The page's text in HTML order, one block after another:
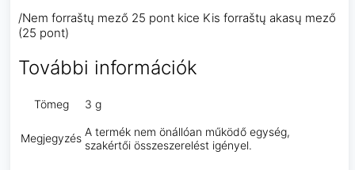
/Nem forraštų mező 25 pont kice Kis forraštų akasų mező
(25 pont)
További információk
Tömeg 3 g
Megjegyzés A termék nem önállóan működő egység,
szakértői összeszerelést igényel.